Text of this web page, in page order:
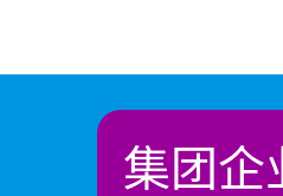
集团企